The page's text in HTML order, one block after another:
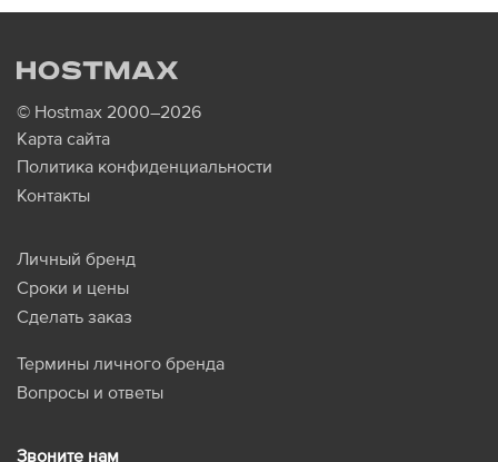
© Hostmax 2000–2026
Карта сайта
Политика конфиденциальности
Контакты
Личный бренд
Сроки и цены
Сделать заказ
Термины личного бренда
Вопросы и ответы
Звоните нам